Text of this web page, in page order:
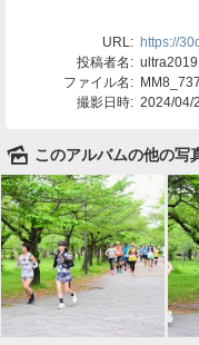
URL: https://
投稿者名: ultra2019
ファイル名:
撮影日時: 2024/04/
🌄 このアルバムの他の写